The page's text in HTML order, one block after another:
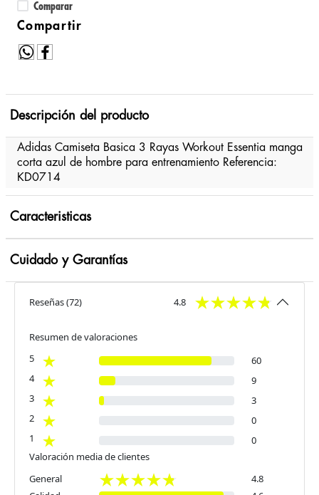
Comparar
Descripción del producto
Adidas Camiseta Basica 3 Rayas Workout Essentia manga
corta azul de hombre para entrenamiento Referencia:
KD0714
Caracteristicas
Cuidado y Garantías
Reseñas(72) 4.8
Resumen de valoraciones
5
60
4
9
3
3
2
0
1
0
Valoración media de clientes
General
4.8